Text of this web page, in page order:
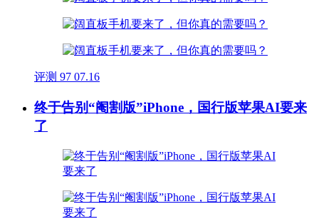
评测 97 07.16
终于告别“阉割版”iPhone，国行版苹果AI要来
了